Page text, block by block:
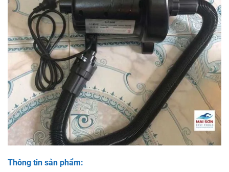
Thông tin sản phẩm: